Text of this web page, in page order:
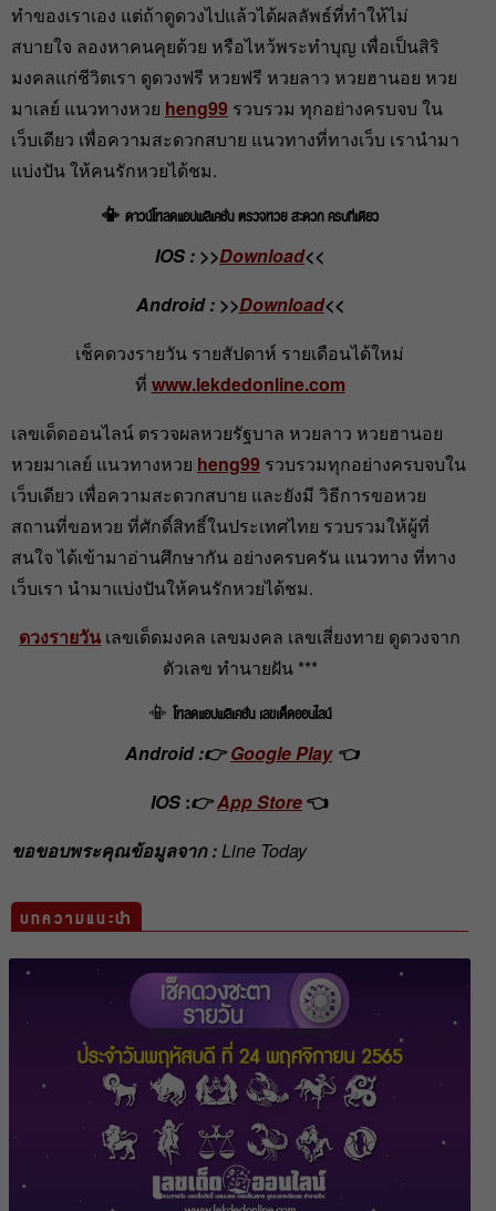
ทำของเราเอง แต่ถ้าดูดวงไปแล้วได้ผลลัพธ์ที่ทำให้ไม่
สบายใจ ลองหาคนคุยด้วย หรือไหว้พระทำบุญ เพื่อเป็นสิริ
มงคลแก่ชีวิตเรา ดูดวงฟรี หวยฟรี หวยลาว หวยฮานอย หวย
มาเลย์ แนวทางหวย heng99 รวบรวม ทุกอย่างครบจบ ใน
เว็บเดียว เพื่อความสะดวกสบาย แนวทางที่ทางเว็บ เรานำมา
แบ่งปัน ให้คนรักหวยได้ชม.
📳 ดาวน์โหลดแอปพลิเคชั่น ตรวจหวย สะดวก ครบที่เดียว
IOS : >>Download<<
Android : >>Download<<
เช็คดวงรายวัน รายสัปดาห์ รายเดือนได้ใหม่
ที่ www.lekdedonline.com
เลขเด็ดออนไลน์ ตรวจผลหวยรัฐบาล หวยลาว หวยฮานอย
หวยมาเลย์ แนวทางหวย heng99 รวบรวมทุกอย่างครบจบใน
เว็บเดียว เพื่อความสะดวกสบาย และยังมี วิธีการขอหวย
สถานที่ขอหวย ที่ศักดิ์สิทธิ์ในประเทศไทย รวบรวมให้ผู้ที่
สนใจ ได้เข้ามาอ่านศึกษากัน อย่างครบครัน แนวทาง ที่ทาง
เว็บเรา นำมาแบ่งปันให้คนรักหวยได้ชม.
ดวงรายวัน เลขเด็ดมงคล เลขมงคล เลขเสี่ยงทาย ดูดวงจาก
ตัวเลข ทำนายฝัน ***
📳 โหลดแอปพลิเคชั่น เลขเด็ดออนไลน์
Android :👉Google Play👈
IOS :👉App Store👈
ขอขอบพระคุณข้อมูลจาก :Line Today
บทความแนะนำ